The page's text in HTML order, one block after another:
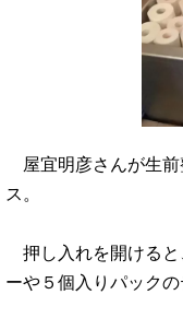
屋宜明彦さんが生前
ス。
押し入れを開けると
ーや５個入りパック